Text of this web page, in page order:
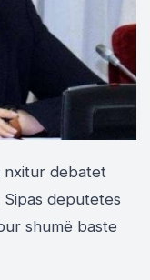
nxitur debatet
deputetes
shumë baste